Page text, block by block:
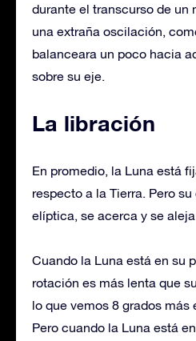
durante el transcurso de un
una extraña oscilación,
balanceara un poco hacia
sobre su eje.
La libración
En promedio, la Luna está
respecto a la Tierra. Pero
elíptica, se acerca y se
Cuando la Luna está en su
rotación es más lenta que
lo que vemos 8 grados más
Pero cuando la Luna está